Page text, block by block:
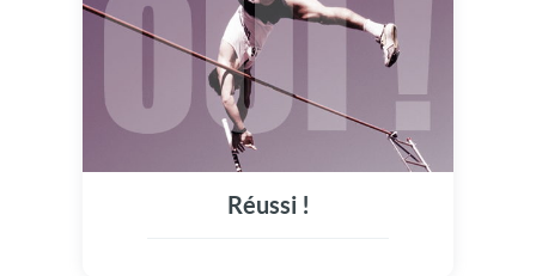
Réussi !